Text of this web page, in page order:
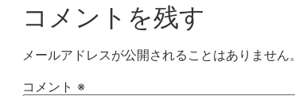
コメントを残す
メールアドレスが公開されることはありません。
コメント ※